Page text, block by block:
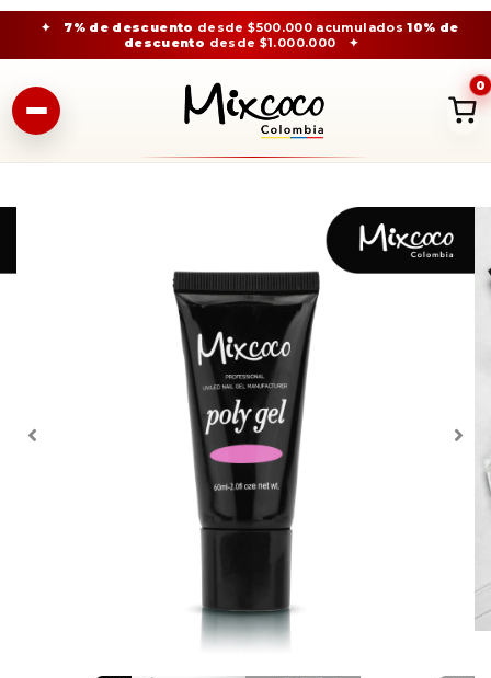
✦ 7% de descuento desde $500.000 acumulados10% de
descuento desde $1.000.000 ✦
0